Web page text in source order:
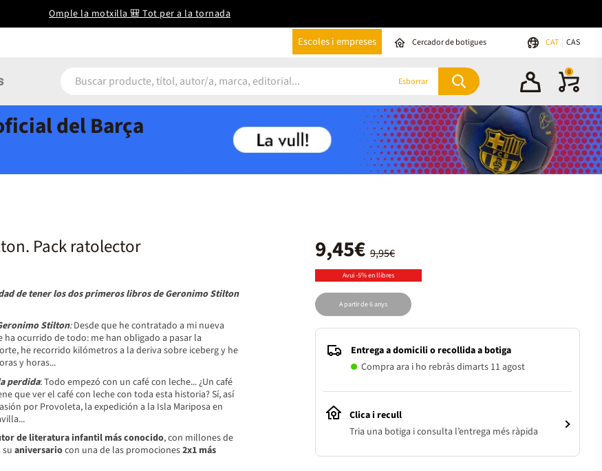
Omple la motxilla 🎒 Tot per a la tornada
Escoles i empreses Cercador de botigues CAT CAS
Esborrar
0
del Barça
Pack ratolector
de tener los dos primeros libros de Geronimo Stilton
Stilton:Desde que he contratado a mi nueva
ha ocurrido de todo: me han obligado a pasar la
he recorrido kilómetros a la deriva sobre iceberg y he
y horas...
perdida: Todo empezó con un café con leche... ¿Un café
que ver el café con leche con toda esta historia? Sí, así
por Provoleta, la expedición a la Isla Mariposa en
de literatura infantil más conocido, con millones de
aniversariocon una de las promociones2x1 más
9,95€
9,45€
Avui -5% en llibres
A partir de 6 anys
Entrega a domicili o recollida a botiga
Compra ara i ho rebràs dimarts 11 agost
Clica i recull
Tria una botiga i consulta l’entrega més ràpida